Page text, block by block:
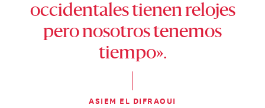
occidentales tienen relojes
pero nosotros tenemos
tiempo».
ASIEM EL DIFRAOUI